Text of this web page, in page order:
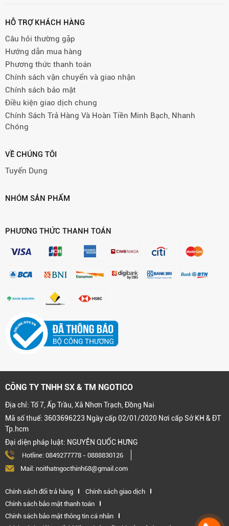
HỖ TRỢ KHÁCH HÀNG
Câu hỏi thường gặp
Hướng dẫn mua hàng
Phương thức thanh toán
Chính sách vận chuyển và giao nhận
Chính sách bảo mật
Điều kiện giao dịch chung
Chính Sách Trả Hàng Và Hoàn Tiền Minh Bạch, Nhanh
Chóng
VỀ CHÚNG TÔI
Tuyển Dụng
NHÓM SẢN PHẨM
PHƯƠNG THỨC THANH TOÁN
CÔNG TY TNHH SX & TM NGOTICO
Địa chỉ: Tổ 7, Ấp Trầu, Xã Nhơn Trạch, Đồng Nai
Mã số thuế: 3603696223 Ngày cấp 02/01/2020 Nơi cấp Sở KH & ĐT
Tp.hcm
Đại diện pháp luật: NGUYỄN QUỐC HƯNG
Hotline: 0849277778 - 0888830126
Mail: noithatngocthinh68@gmail.com
Chính sách đổi trả hàng
Chính sách giao dịch
Chính sách bảo mật thanh toán
Chính sách bảo mật thông tin cá nhân